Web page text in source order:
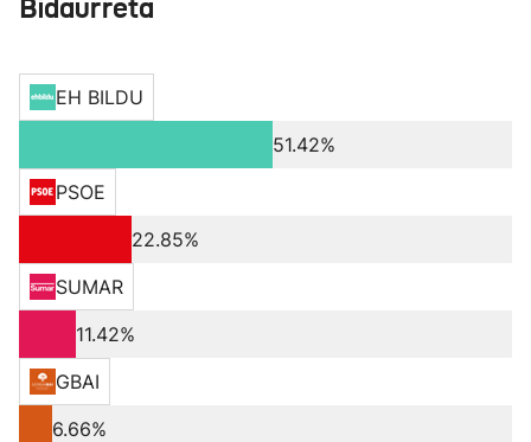
Bidaurreta
EH BILDU
51.42%
PSOE
22.85%
SUMAR
11.42%
GBAI
6.66%